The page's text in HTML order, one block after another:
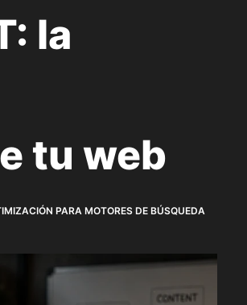
la
tu web
PARA MOTORES DE BÚSQUEDA